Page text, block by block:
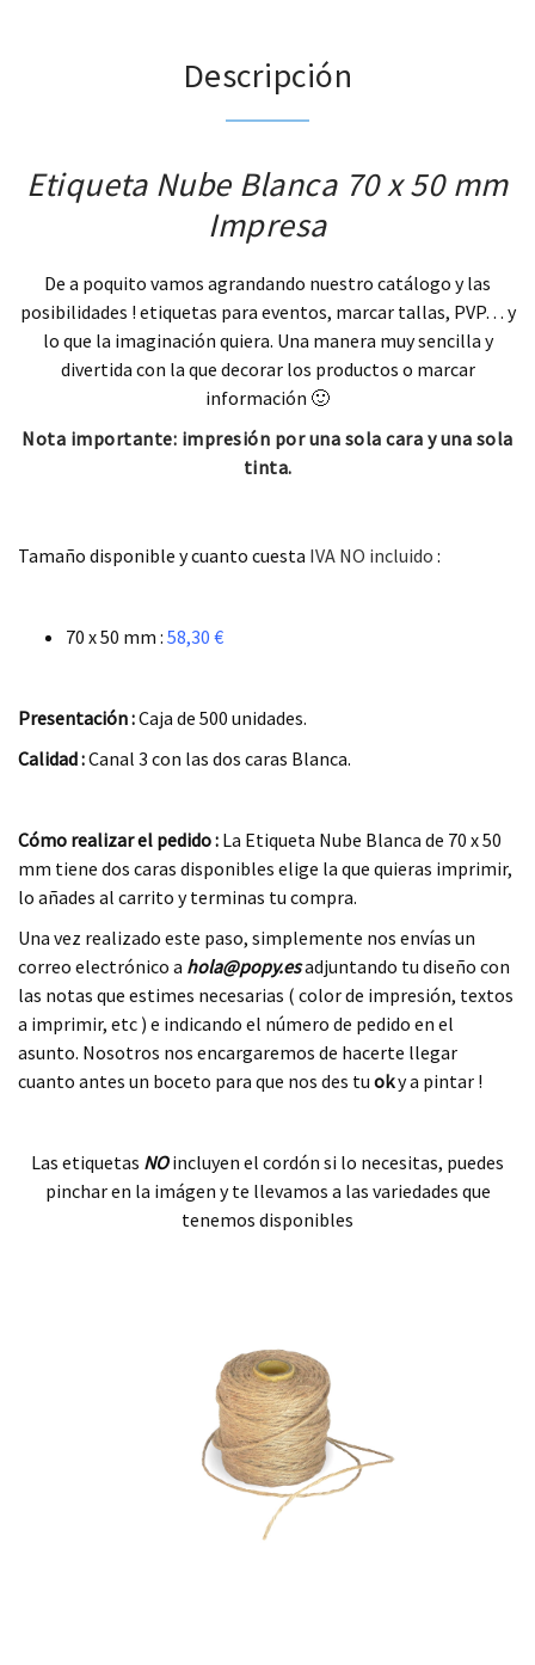
Descripción
Etiqueta Nube Blanca 70 x 50 mm
Impresa
De a poquito vamos agrandando nuestro catálogo y las
posibilidades ! etiquetas para eventos, marcar tallas, PVP… y
lo que la imaginación quiera. Una manera muy sencilla y
divertida con la que decorar los productos o marcar
información 🙂
Nota importante: impresión por una sola cara y una sola
tinta.
Tamaño disponible y cuanto cuesta IVA NO incluido :
70 x 50 mm : 58,30 €
Presentación :Caja de 500 unidades.
Calidad :Canal 3 con las dos caras Blanca.
Cómo realizar el pedido : La Etiqueta Nube Blanca de 70 x 50
mm tiene dos caras disponibles elige la que quieras imprimir,
lo añades al carrito y terminas tu compra.
Una vez realizado este paso, simplemente nos envías un
correo electrónico a hola@popy.esadjuntando tu diseño con
las notas que estimes necesarias ( color de impresión, textos
a imprimir, etc ) e indicando el número de pedido en el
asunto. Nosotros nos encargaremos de hacerte llegar
cuanto antes un boceto para que nos des tu oky a pintar !
Las etiquetas NOincluyen el cordón si lo necesitas, puedes
pinchar en la imágen y te llevamos a las variedades que
tenemos disponibles